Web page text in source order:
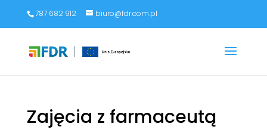
787 682 912 biuro@fdr.com.pl
Zajęcia z farmaceutą